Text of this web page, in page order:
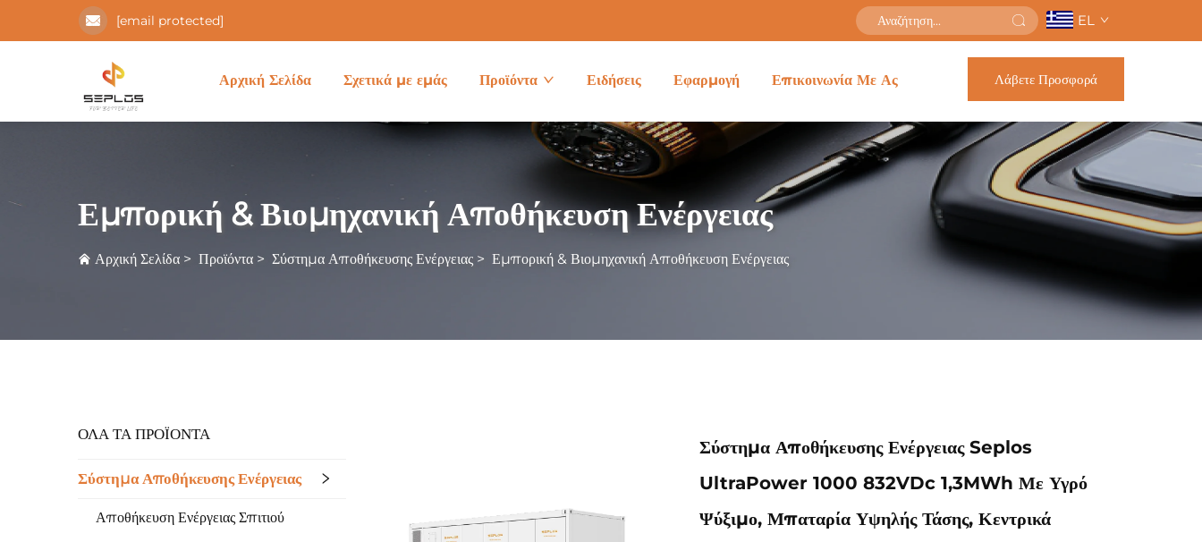
[email protected] EL
Αρχική Σελίδα Σχετικά με εμάς Προϊόντα Ειδήσεις Εφαρμογή Επικοινωνία Με Ας Λάβετε Προσφορά
Εμπορική & Βιομηχανική Αποθήκευση Ενέργειας
Αρχική Σελίδα > Προϊόντα > Σύστημα Αποθήκευσης Ενέργειας > Εμπορική & Βιομηχανική Αποθήκευση Ενέργειας
ΌΛΑ ΤΑ ΠΡΟΪΟΝΤΑ
Σύστημα Αποθήκευσης Ενέργειας
Αποθήκευση Ενέργειας Σπιτιού
Σύστημα Αποθήκευσης Ενέργειας Seplos
UltraPower 1000 832VDc 1,3MWh Με Υγρό
Ψύξιμο, Μπαταρία Υψηλής Τάσης, Κεντρικά